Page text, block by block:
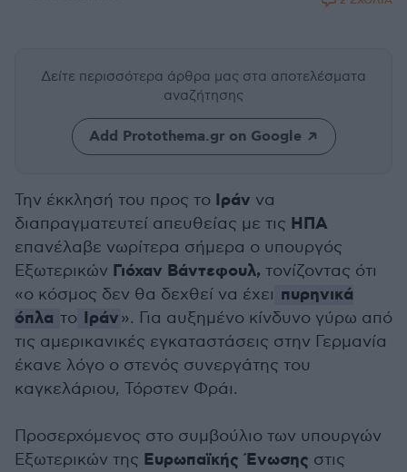
Δείτε περισσότερα άρθρα μας στα αποτελέσματα
αναζήτησης
Add Protothema.gr on Google
Την έκκλησή του προς το Ιράν να
διαπραγματευτεί απευθείας με τις ΗΠΑ
επανέλαβε νωρίτερα σήμερα ο υπουργός
Εξωτερικών Γιόχαν Βάντεφουλ, τονίζοντας ότι
«ο κόσμος δεν θα δεχθεί να έχει πυρηνικά
όπλα το Ιράν». Για αυξημένο κίνδυνο γύρω από
τις αμερικανικές εγκαταστάσεις στην Γερμανία
έκανε λόγο ο στενός συνεργάτης του
καγκελάριου, Τόρστεν Φράι.
Προσερχόμενος στο συμβούλιο των υπουργών
Εξωτερικών της Ευρωπαϊκής Ένωσης στις